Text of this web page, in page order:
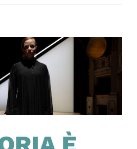
POSSO
MIA
VITA